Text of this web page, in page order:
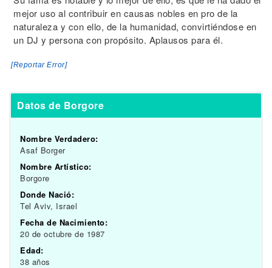
mejor uso al contribuir en causas nobles en pro de la
naturaleza y con ello, de la humanidad, convirtiéndose en
un DJ y persona con propósito. Aplausos para él.
[Reportar Error]
Datos de Borgore
Nombre Verdadero:
Asaf Borger
Nombre Artístico:
Borgore
Donde Nació:
Tel Aviv, Israel
Fecha de Nacimiento:
20 de octubre de 1987
Edad:
38 años